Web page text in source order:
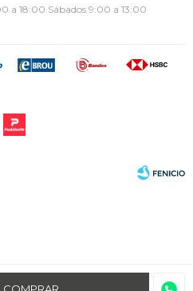
a 18:00 Sábados 9:00 a 13:00
Fenicio